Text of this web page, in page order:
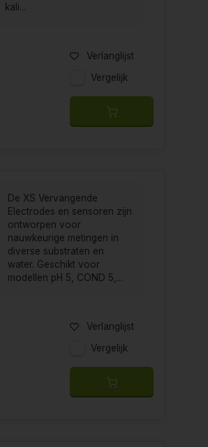
kali...
Verlanglijst
Vergelijk
XS - pH 201 XS - pH 201-T
De XS Vervangende
Electrodes en sensoren zijn
ontworpen voor
nauwkeurige metingen in
diverse substraten en
water. Geschikt voor
modellen pH 5, COND 5,...
Verlanglijst
Vergelijk